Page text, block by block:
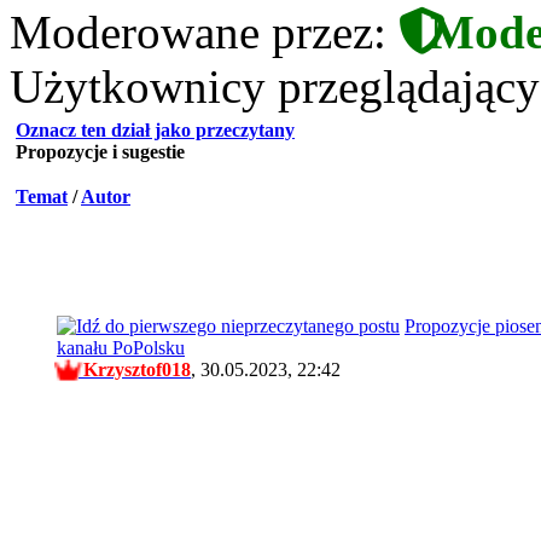
Moderowane przez:
Użytkownicy
Oznacz ten dział jako przeczytany
Propozycje i sugestie
Temat /Autor
Propozycje
kanału PoPolsku
Krzysztof018, 30.05.2023, 22:42